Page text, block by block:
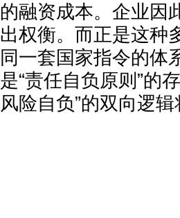
的融资成本。企业因
出权衡。而正是这种
同一套国家指令的体
是“责任自负原则”的
风险自负”的双向逻辑